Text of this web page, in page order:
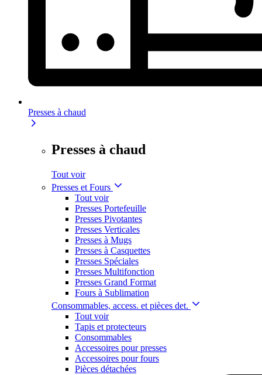
Presses à chaud
Presses à chaud
Tout voir
Presses et Fours
Tout voir
Presses Portefeuille
Presses Pivotantes
Presses Verticales
Presses à Mugs
Presses à Casquettes
Presses Spéciales
Presses Multifonction
Presses Grand Format
Fours à Sublimation
Consommables, access. et pièces det.
Tout voir
Tapis et protecteurs
Consommables
Accessoires pour presses
Accessoires pour fours
Pièces détachées